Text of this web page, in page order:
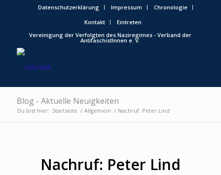
Datenschutzerklärung Impressum
Chronologie
Kontakt
Eintreten
Vereinigung der Verfolgten des Naziregimes - Verband der
AntifaschistInnen e. V.
Blog - Aktuelle Neuigkeiten
Du bist hier: Startseite / Allgemein / Nachruf: Peter Lind
Nachruf: Peter Lind